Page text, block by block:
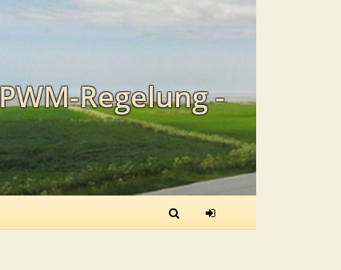
Regelung -